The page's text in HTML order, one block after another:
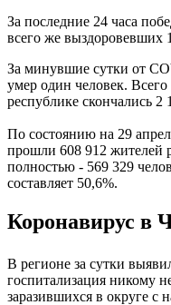
За последние 24 часа
всего же выздоровевших
За минувшие сутки от
умер один человек.
республике скончались
По состоянию на 29
прошли 608 912 жителей
полностью - 569 329
составляет 50,6%.
Коронавирус в
В регионе за сутки
госпитализация никому
заразившихся в округе с